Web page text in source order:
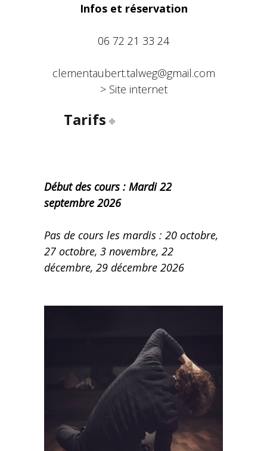
Infos et réservation
06 72 21 33 24
clementaubert.talweg@gmail.com
> Site internet
Tarifs
Début des cours : Mardi 22
septembre 2026
Pas de cours les mardis : 20 octobre,
27 octobre, 3 novembre, 22
décembre, 29 décembre 2026